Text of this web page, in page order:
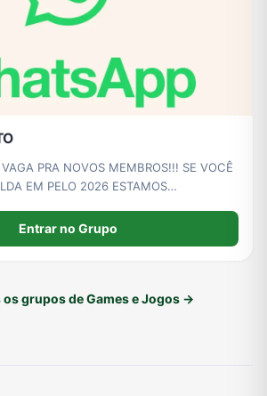
PRA NOVOS MEMBROS!!! SE VOCÊ
EM PELO 2026 ESTAMOS
SUCESSO!!!
Entrar no Grupo
os grupos de Games e Jogos →